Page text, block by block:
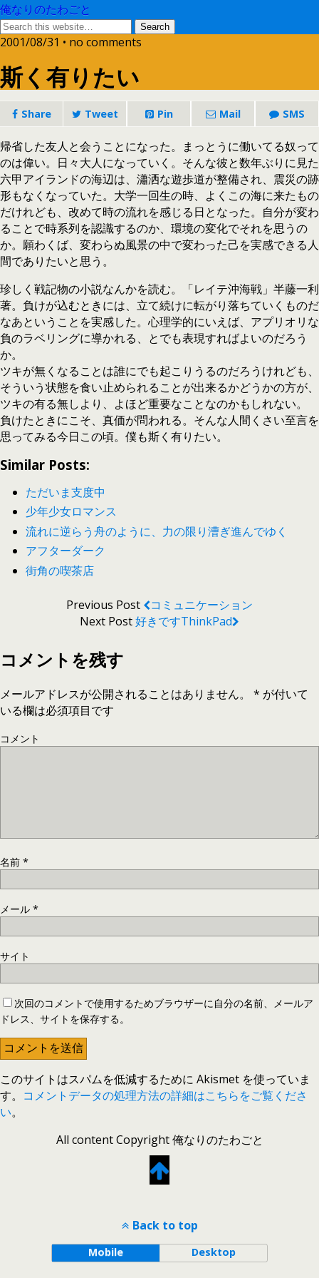
俺なりのたわごと
2001/08/31 • no comments
斯く有りたい
Share Tweet Pin Mail SMS
帰省した友人と会うことになった。まっとうに働いてる奴って
のは偉い。日々大人になっていく。そんな彼と数年ぶりに見た
六甲アイランドの海辺は、瀟洒な遊歩道が整備され、震災の跡
形もなくなっていた。大学一回生の時、よくこの海に来たもの
だけれども、改めて時の流れを感じる日となった。自分が変わ
ることで時系列を認識するのか、環境の変化でそれを思うの
か。願わくば、変わらぬ風景の中で変わった己を実感できる人
間でありたいと思う。
珍しく戦記物の小説なんかを読む。「レイテ沖海戦」半藤一利
著。負けが込むときには、立て続けに転がり落ちていくものだ
なあということを実感した。心理学的にいえば、アプリオリな
負のラベリングに導かれる、とでも表現すればよいのだろう
か。
ツキが無くなることは誰にでも起こりうるのだろうけれども、
そういう状態を食い止められることが出来るかどうかの方が、
ツキの有る無しより、よほど重要なことなのかもしれない。
負けたときにこそ、真価が問われる。そんな人間くさい至言を
思ってみる今日この頃。僕も斯く有りたい。
Similar Posts:
ただいま支度中
少年少女ロマンス
流れに逆らう舟のように、力の限り漕ぎ進んでゆく
アフターダーク
街角の喫茶店
Previous Post
コミュニケーション
Next Post好きですThinkPad
コメントを残す
メールアドレスが公開されることはありません。 * が付いて
いる欄は必須項目です
コメント
名前 *
メール *
サイト
次回のコメントで使用するためブラウザーに自分の名前、メールア
ドレス、サイトを保存する。
このサイトはスパムを低減するために Akismet を使っていま
す。 コメントデータの処理方法の詳細はこちらをご覧くださ
い。
All content Copyright 俺なりのたわごと
Back to top
Mobile Desktop